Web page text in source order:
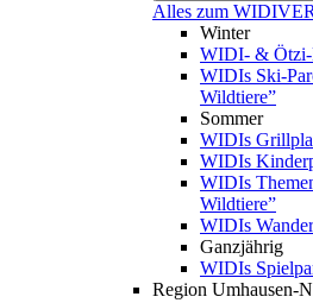
Alles zum
Winter
WIDI- & Ötzi-
WIDIs Ski-
Wildtiere”
Sommer
WIDIs
WIDIs
WIDIs
Wildtiere”
WIDIs
Ganzjährig
WIDIs
Region Umhausen-